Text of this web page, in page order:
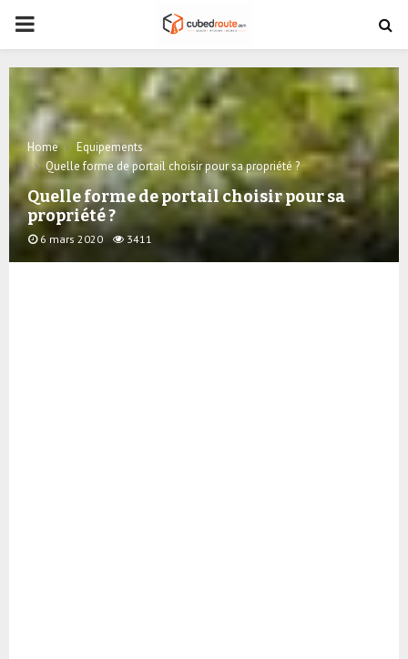
PRIMARY
MENU
Home
Equipements
Quelle forme de portail choisir pour sa propriété ?
Quelle forme de portail choisir pour sa
propriété ?
6 mars 2020 3411